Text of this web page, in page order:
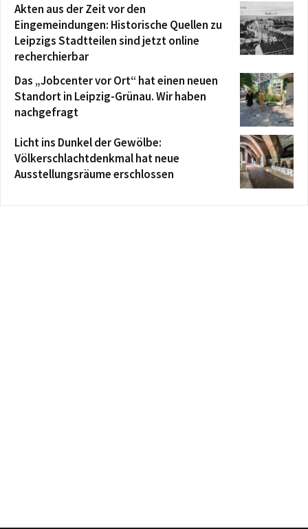
Akten aus der Zeit vor den
Eingemeindungen: Historische Quellen zu
Leipzigs Stadtteilen sind jetzt online
recherchierbar
Das „Jobcenter vor Ort“ hat einen neuen
Standort in Leipzig-Grünau. Wir haben
nachgefragt
Licht ins Dunkel der Gewölbe:
Völkerschlachtdenkmal hat neue
Ausstellungsräume erschlossen